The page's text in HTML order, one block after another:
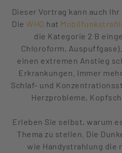
Dieser Vortrag kann auch
DieWHO hat
die Kategorie 2 B
Chloroform,
einen extremen Anstieg
Erkrankungen. Immer
Schlaf- und
Herzprobleme,
Erleben Sie selbst, warum
Thema zu stellen. Die
wie Handystrahlung die